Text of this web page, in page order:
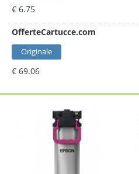
€ 6.75
OfferteCartucce.com
Originale
€ 69.06